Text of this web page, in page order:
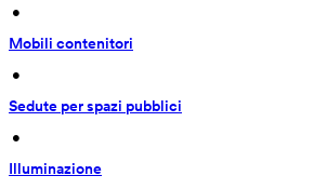
•
Mobili contenitori
•
Sedute per spazi pubblici
•
Illuminazione